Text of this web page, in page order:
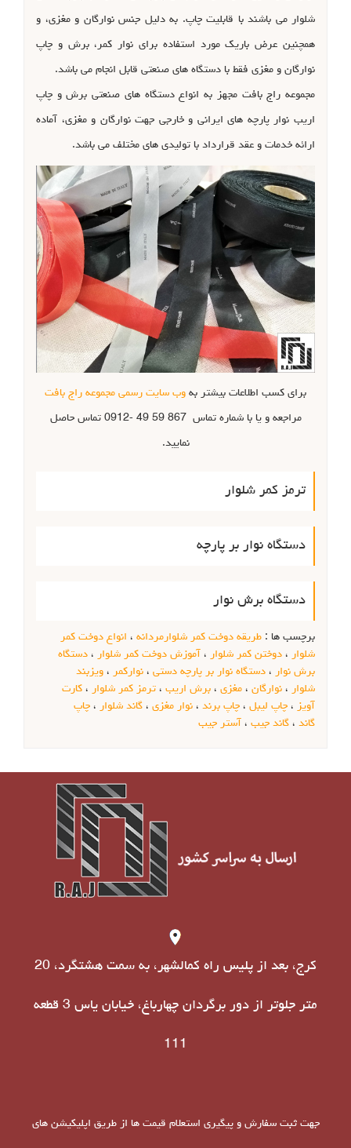
شلوار می باشند با قابلیت چاپ. به دلیل جنس نوارگان و مغزی، و
همچنین عرض باریک مورد استفاده برای نوار کمر، برش و چاپ
نوارگان و مغزی فقط با دستگاه های صنعتی قابل انجام می باشد.
مجموعه راج بافت مجهز به انواع دستگاه های صنعتی برش و چاپ
اریب نوار پارچه های ایرانی و خارجی جهت نوارگان و مغزی، آماده
ارائه خدمات و عقد قرارداد با تولیدی های مختلف می باشد.
برای کسب اطلاعات بیشتر به وب سایت رسمی مجموعه راج بافت
مراجعه و یا با شماره تماس 867 59 49 -0912 تماس حاصل
نمایید.
ترمز کمر شلوار
دستگاه نوار بر پارچه
دستگاه برش نوار
برچسب ها : طریقه دوخت کمر شلوارمردانه ، انواع دوخت کمر
شلوار ، دوختن کمر شلوار ، آموزش دوخت کمر شلوار ، دستگاه
برش نوار ، دستگاه نوار بر پارچه دستی ، نوارکمر ، ویزبند
شلوار ، نوارگان ، مغزی ، برش اریب ، ترمز کمر شلوار ، کارت
آویز ، چاپ لیبل ، چاپ برند ، نوار مغزی ، گاند شلوار ، چاپ
گاند ، گاند جیب ، آستر جیب
کرج، بعد از پلیس راه کمالشهر، به سمت هشتگرد، 20
متر جلوتر از دور برگردان چهارباغ، خیابان یاس 3 قطعه
111
جهت ثبت سفارش و پیگیری استعلام قیمت ها از طریق اپلیکیشن های